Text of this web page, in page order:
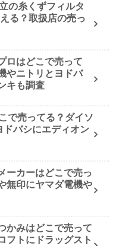
の糸くずフィルタ
る？取扱店の売っ
ロはどこで売って
やニトリとヨドバ
キも調査
で売ってる？ダイソ
ドバシにエディオン
ーカーはどこで売っ
無印にヤマダ電機や
かみはどこで売って
フトにドラッグスト